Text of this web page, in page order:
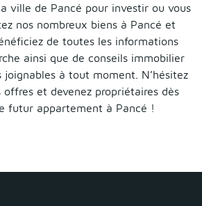
ville de Pancé pour investir ou vous
nos nombreux biens à Pancé et
de toutes les informations
ainsi que de conseils immobilier
joignables à tout moment. N’hésitez
offres et devenez propriétaires dès
futur appartement à Pancé !